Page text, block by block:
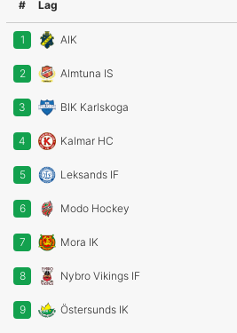
# Lag
1 AIK
2 Almtuna IS
3 BIK Karlskoga
4 Kalmar HC
5 Leksands IF
6 Modo Hockey
7 Mora IK
8 Nybro Vikings IF
9 Östersunds IK